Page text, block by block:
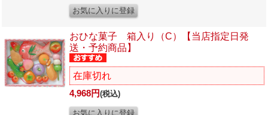
おひな菓子 箱入り（C）【当店指定日発
送・予約商品】
在庫切れ
4,968円(税込)